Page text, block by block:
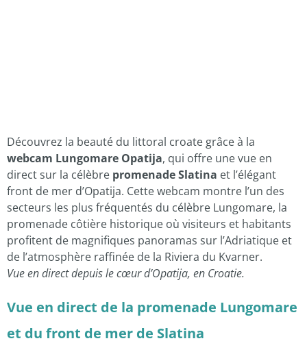
Découvrez la beauté du littoral croate grâce à la
webcam Lungomare Opatija, qui offre une vue en
direct sur la célèbre promenade Slatina et l’élégant
front de mer d’Opatija. Cette webcam montre l’un des
secteurs les plus fréquentés du célèbre Lungomare, la
promenade côtière historique où visiteurs et habitants
profitent de magnifiques panoramas sur l’Adriatique et
de l’atmosphère raffinée de la Riviera du Kvarner.
Vue en direct depuis le cœur d’Opatija, en Croatie.
Vue en direct de la promenade Lungomare
et du front de mer de Slatina